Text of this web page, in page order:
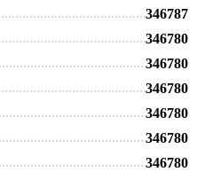
346787
346780
346780
346780
346780
346780
346780